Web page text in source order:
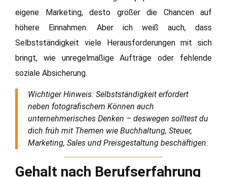
eigene Marketing, desto größer die Chancen auf
höhere Einnahmen. Aber ich weiß auch, dass
Selbstständigkeit viele Herausforderungen mit sich
bringt, wie unregelmäßige Aufträge oder fehlende
soziale Absicherung.
Wichtiger Hinweis: Selbstständigkeit erfordert
neben fotografischem Können auch
unternehmerisches Denken – deswegen solltest du
dich früh mit Themen wie Buchhaltung, Steuer,
Marketing, Sales und Preisgestaltung beschäftigen.
Gehalt nach Berufserfahrung